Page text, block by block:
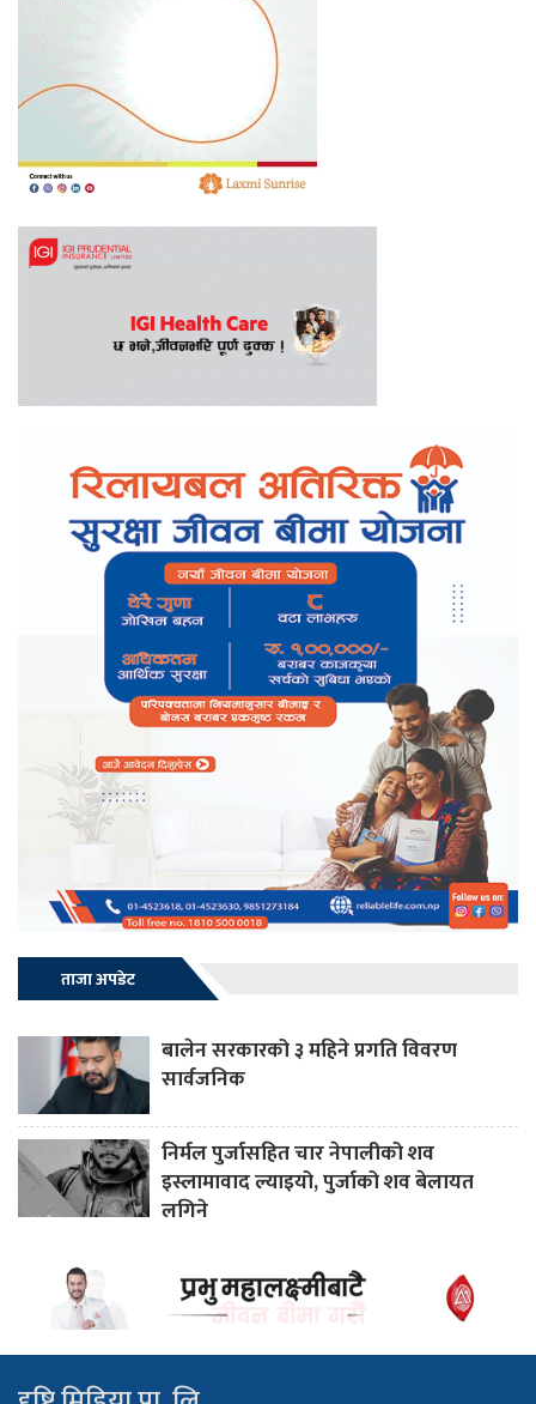
ताजा अपडेट
बालेन सरकारको ३ महिने प्रगति विवरण
सार्वजनिक
निर्मल पुर्जासहित चार नेपालीको शव
इस्लामावाद ल्याइयो, पुर्जाको शव बेलायत
लगिने